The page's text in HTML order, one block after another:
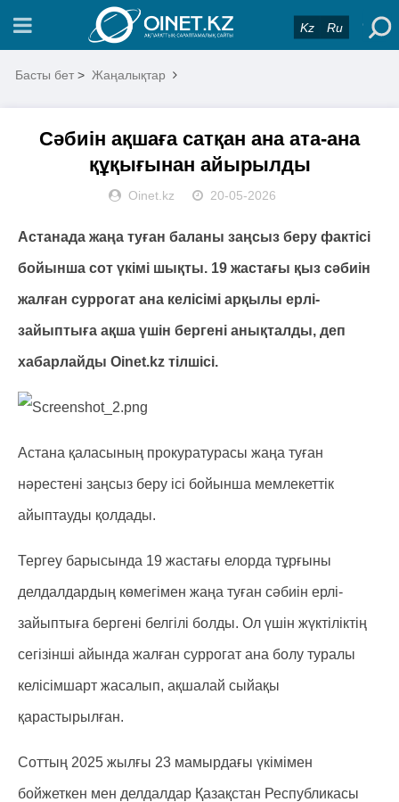
Kz Ru
Басты бет > Жаңалықтар
Сәбиін ақшаға сатқан ана ата-ана
құқығынан айырылды
Oinet.kz 20-05-2026
Астанада жаңа туған баланы заңсыз беру фактісі
бойынша сот үкімі шықты. 19 жастағы қыз сәбиін
жалған суррогат ана келісімі арқылы ерлі-
зайыптыға ақша үшін бергені анықталды, деп
хабарлайды Oinet.kz тілшісі.
Астана қаласының прокуратурасы жаңа туған
нәрестені заңсыз беру ісі бойынша мемлекеттік
айыптауды қолдады.
Тергеу барысында 19 жастағы елорда тұрғыны
делдалдардың көмегімен жаңа туған сәбиін ерлі-
зайыптыға бергені белгілі болды. Ол үшін жүктіліктің
сегізінші айында жалған суррогат ана болу туралы
келісімшарт жасалып, ақшалай сыйақы
қарастырылған.
Соттың 2025 жылғы 23 мамырдағы үкімімен
бойжеткен мен делдалдар Қазақстан Республикасы